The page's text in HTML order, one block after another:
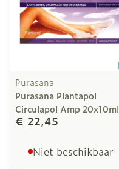
Purasana
Purasana Plantapol
Circulapol Amp 20x10ml
€ 22,45
Niet beschikbaar